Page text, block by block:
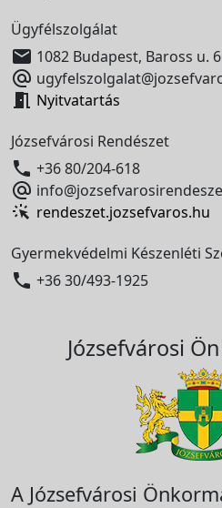
Ügyfélszolgálat
 1082 Budapest, Baross u.

 Nyitvatartás
Józsefvárosi Rendészet
 +36 80/204-618

rendeszet.jozsefvaros.hu
Gyermekvédelmi Készenléti
 +36 30/493-1925
Józsefvárosi
A Józsefvárosi